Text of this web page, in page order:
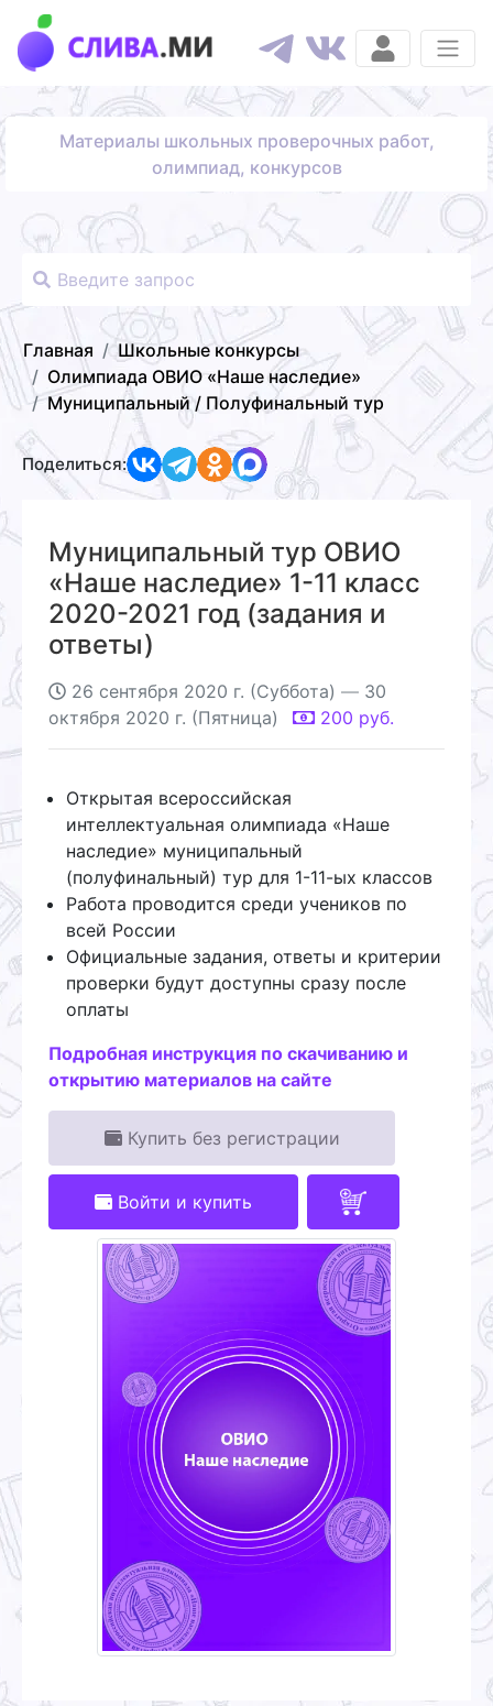
Материалы школьных проверочных работ,
олимпиад, конкурсов
Главная
Школьные конкурсы
Олимпиада ОВИО «Наше наследие»
Муниципальный / Полуфинальный тур
Поделиться:
Муниципальный тур ОВИО
«Наше наследие» 1-11 класс
2020-2021 год (задания и
ответы)
26 сентября 2020 г. (Суббота) — 30
октября 2020 г. (Пятница)
200 руб.
Открытая всероссийская
интеллектуальная олимпиада «Наше
наследие» муниципальный
(полуфинальный) тур для 1-11-ых классов
Работа проводится среди учеников по
всей России
Официальные задания, ответы и критерии
проверки будут доступны сразу после
оплаты
Подробная инструкция по скачиванию и
открытию материалов на сайте
Купить без регистрации
Войти и купить